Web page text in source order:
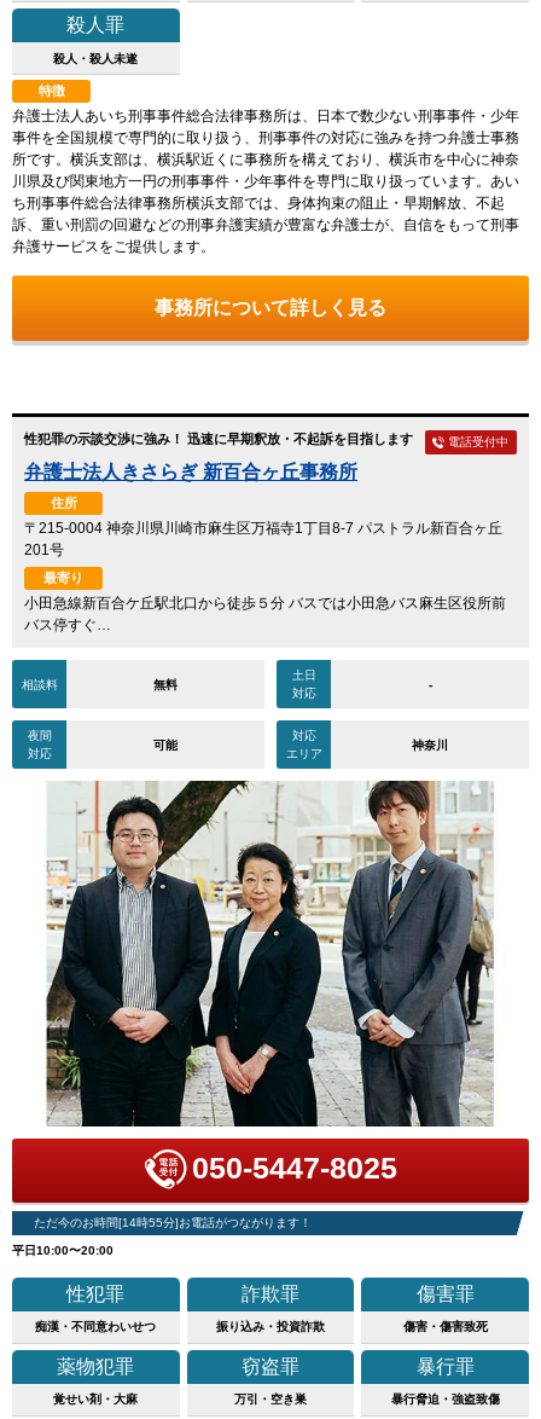
殺人罪
殺人・殺人未遂
特徴
弁護士法人あいち刑事事件総合法律事務所は、日本で数少ない刑事事件・少年
事件を全国規模で専門的に取り扱う、刑事事件の対応に強みを持つ弁護士事務
所です。横浜支部は、横浜駅近くに事務所を構えており、横浜市を中心に神奈
川県及び関東地方一円の刑事事件・少年事件を専門に取り扱っています。あい
ち刑事事件総合法律事務所横浜支部では、身体拘束の阻止・早期解放、不起
訴、重い刑罰の回避などの刑事弁護実績が豊富な弁護士が、自信をもって刑事
弁護サービスをご提供します。
事務所について詳しく見る
性犯罪の示談交渉に強み！ 迅速に早期釈放・不起訴を目指します
弁護士法人きさらぎ 新百合ヶ丘事務所
住所
〒215-0004 神奈川県川崎市麻生区万福寺1丁目8-7 パストラル新百合ヶ丘
201号
最寄り
小田急線新百合ケ丘駅北口から徒歩５分 バスでは小田急バス麻生区役所前
バス停すぐ…
電話受付中
相談料 無料
土日
対応
-
夜間
対応
可能
対応
エリア
神奈川
050-5447-8025
ただ今のお時間[14時55分]お電話がつながります！
平日10:00〜20:00
性犯罪
痴漢・不同意わいせつ
詐欺罪
振り込み・投資詐欺
傷害罪
傷害・傷害致死
薬物犯罪
覚せい剤・大麻
窃盗罪
万引・空き巣
暴行罪
暴行脅迫・強盗致傷